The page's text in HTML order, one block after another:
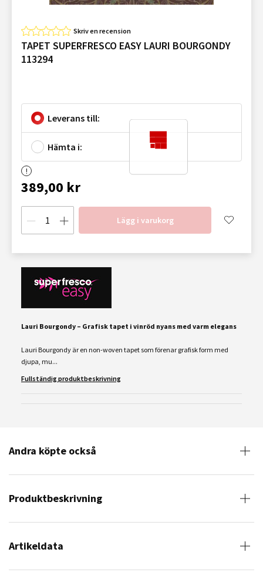
Skriv en recension
TAPET SUPERFRESCO EASY LAURI BOURGONDY
113294
Leverans till:
Hämta i:
389,00 kr
Lägg i varukorg
Lauri Bourgondy – Grafisk tapet i vinröd nyans med varm elegans
Lauri Bourgondy är en non-woven tapet som förenar grafisk form med
djupa, mu...
Fullständig produktbeskrivning
Andra köpte också
Produktbeskrivning
Artikeldata